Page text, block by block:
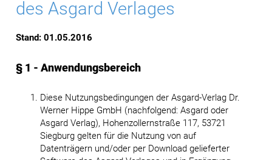
des Asgard Verlages
Stand: 01.05.2016
§ 1 - Anwendungsbereich
Diese Nutzungsbedingungen der Asgard-Verlag Dr.
Werner Hippe GmbH (nachfolgend: Asgard oder
Asgard Verlag), Hohenzollernstraße 117, 53721
Siegburg gelten für die Nutzung von auf
Datenträgern und/oder per Download gelieferter